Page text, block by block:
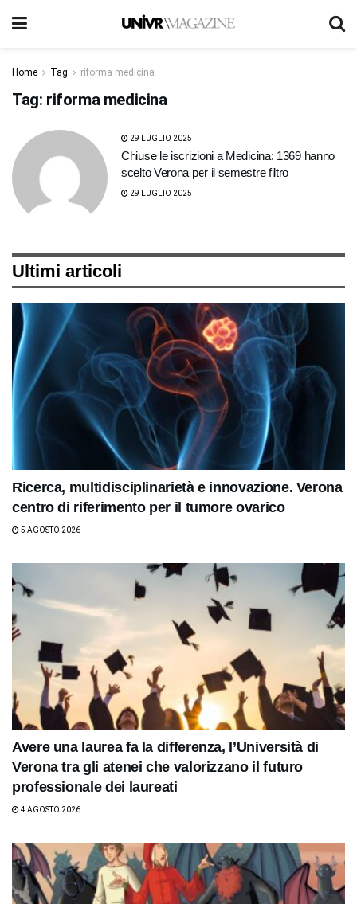
Home Tag riforma medicina
Tag: riforma medicina
29 LUGLIO 2025
Chiuse le iscrizioni a Medicina: 1369 hanno
scelto Verona per il semestre filtro
29 LUGLIO 2025
Ultimi articoli
Ricerca, multidisciplinarietà e innovazione. Verona
centro di riferimento per il tumore ovarico
5 AGOSTO 2026
Avere una laurea fa la differenza, l’Università di
Verona tra gli atenei che valorizzano il futuro
professionale dei laureati
4 AGOSTO 2026